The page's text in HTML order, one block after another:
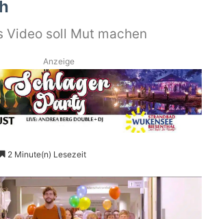
Video soll Mut machen
Anzeige
2 Minute(n) Lesezeit